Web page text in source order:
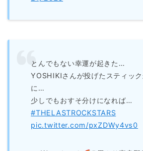
とんでもない幸運が起きた…
YOSHIKIさんが投げたスティッ
に…
少しでもおすそ分けになれば…
#THELASTROCKSTARS
pic.twitter.com/pxZDWy4vs0